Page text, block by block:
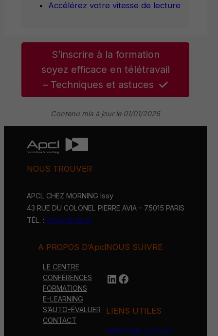
Accélérez votre vitesse de lecture
S’inscrire à la formation
soyez efficace en télétravail
– Techniques et astuces
Contenu mis à jour le 01/01/2026
NOUS TROUVER
APCL CHEZ MORNING Issy
43 RUE DU COLONEL PIERRE AVIA – 75015 PARIS
TÉL. : 01 40 15 06 91
A PROPOS D’Apcl
LE CENTRE
CONFÉRENCES
FORMATIONS
E-LEARNING
S’AUTO-ÉVALUER
CONTACT
NOUS SUIVRE
LinkedIn
https://
LIENS UTILES
MENTIONS LÉGALES